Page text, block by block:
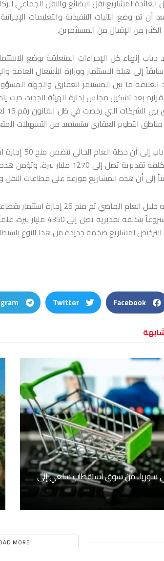
لمشاريع نقل البضائع والنقل الجماعي
أن تم وضع الآليات التنفيذية والتعليمات
من الإقبال من المستثمرين.
إنهاء كل الإجراءات المتعلقة بوضع
العلاقة ما بين المستثمر العقاري والجهة
بعد تشكيل مجلس إدارة الهيئة الجديد، حيث
من جهة
إلى أن هذه المشاريع موزعة على قطاعات النقل
وإلى ذلك، أكد دياب أنه خلال
الترخيص لمشاريع ضخمة جديدة من هذا النوع
Facebook
Twitter
في سوريا.. من سوق استقطاب سلعي إلى
MORE